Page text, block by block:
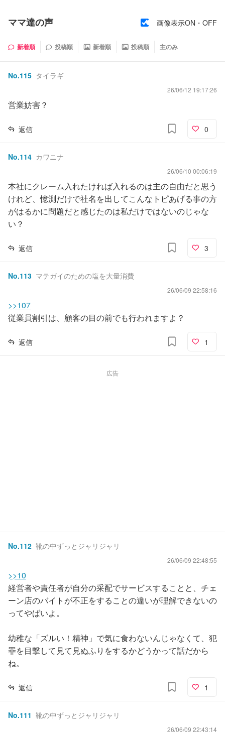
ママ達の声 画像表示ON・OFF
新着順 投稿順 新着順 投稿順 主のみ
No.115 タイラギ
26/06/12 19:17:26
営業妨害？
返信 0
No.114 カワニナ
26/06/10 00:06:19
本社にクレーム入れたければ入れるのは主の自由だと思う
けれど、憶測だけで社名を出してこんなトピあげる事の方
がはるかに問題だと感じたのは私だけではないのじゃな
い？
返信 3
No.113 マテガイのための塩を大量消費
26/06/09 22:58:16
>>107
従業員割引は、顧客の目の前でも行われますよ？
返信 1
広告
No.112 靴の中ずっとジャリジャリ
26/06/09 22:48:55
>>10
経営者や責任者が自分の采配でサービスすることと、チェ
ーン店のバイトが不正をすることの違いが理解できないの
ってやばいよ。
幼稚な「ズルい！精神」で気に食わないんじゃなくて、犯
罪を目撃して見て見ぬふりをするかどうかって話だから
ね。
返信 1
No.111 靴の中ずっとジャリジャリ
26/06/09 22:43:14